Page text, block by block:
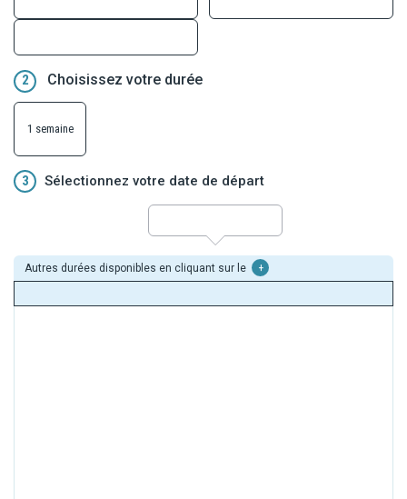
2 Choisissez votre durée
1 semaine
3 Sélectionnez votre date de départ
Autres durées disponibles en cliquant sur le +